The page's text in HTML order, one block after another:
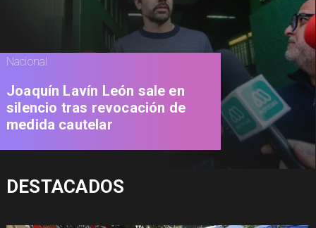
Nacional
Joaquín Lavín León sale en
silencio tras revocación de
medida cautelar
DESTACADOS